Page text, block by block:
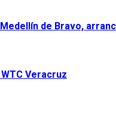
de Bravo,
Veracruz